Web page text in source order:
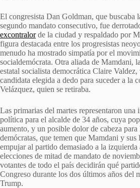
El congresista Dan Goldman, que buscaba
segundo mandato consecutivo, fue
excontralorde la ciudad y respaldado por
figura destacada entre los progresistas
menudo ha mostrado simpatía por el
socialdemócrata. Otra aliada de Mamdani,
estatal socialista democrática Claire Valdez,
candidata elegida a dedo para suceder a la
Velázquez, quien se retiraba.
Las primarias del martes representaron una
política para el alcalde de 34 años, cuya
aumento, y un posible dolor de cabeza para
demócratas, que temen que Mamdani y sus
empujar al partido demasiado a la izquierda
elecciones de mitad de mandato de
votantes de todo el país decidirán qué
Congreso durante los dos últimos años del
Trump.